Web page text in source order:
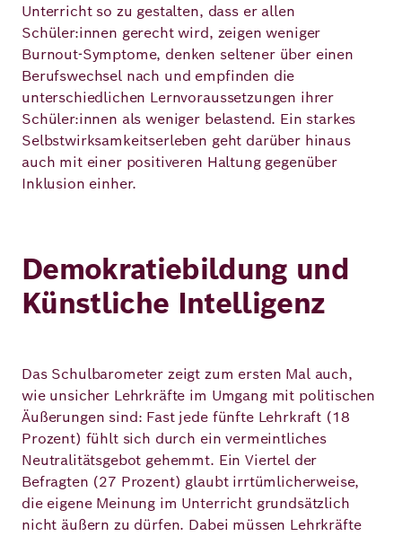
Unterricht so zu gestalten, dass er allen
Schüler:innen gerecht wird, zeigen weniger
Burnout-Symptome, denken seltener über einen
Berufswechsel nach und empfinden die
unterschiedlichen Lernvoraussetzungen ihrer
Schüler:innen als weniger belastend. Ein starkes
Selbstwirksamkeitserleben geht darüber hinaus
auch mit einer positiveren Haltung gegenüber
Inklusion einher.
Demokratiebildung und
Künstliche Intelligenz
Das Schulbarometer zeigt zum ersten Mal auch,
wie unsicher Lehrkräfte im Umgang mit politischen
Äußerungen sind: Fast jede fünfte Lehrkraft (18
Prozent) fühlt sich durch ein vermeintliches
Neutralitätsgebot gehemmt. Ein Viertel der
Befragten (27 Prozent) glaubt irrtümlicherweise,
die eigene Meinung im Unterricht grundsätzlich
nicht äußern zu dürfen. Dabei müssen Lehrkräfte